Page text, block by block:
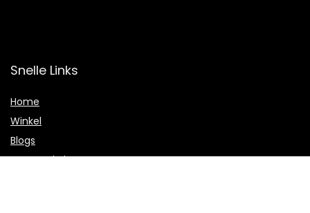
Snelle Links
Home
Winkel
Blogs
Onze webshops